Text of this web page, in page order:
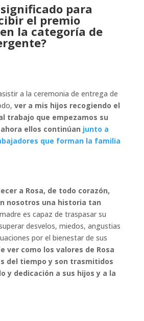
para
el premio
la categoría de
a la ceremonia de entrega de
ver a mis hijos recogiendo el
trabajo que empezamos su
ahora ellos continúan junto a
que forman la familia
a Rosa, de todo corazón,
nosotros una historia tan
es capaz de traspasar su
desvelos, miedos, angustias
por el bienestar de sus
ver como los valores de Rosa
del tiempo y son trasmitidos
y dedicación a sus hijos y a la